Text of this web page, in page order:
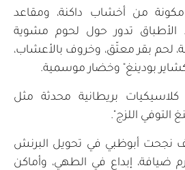
مكونة من أخشاب داكنة، ومقاعد
الأطباق تدور حول لحوم مشوية
لحم بقر معتّق، وخروف بالأعشاب،
بودينغ" وخضار موسمية.
بريطانية محدثة مثل
التوفي اللزج".
نجحت أبوظبي في تحويل البرنش
ضيافة، إبداع في الطهي، وأماكن